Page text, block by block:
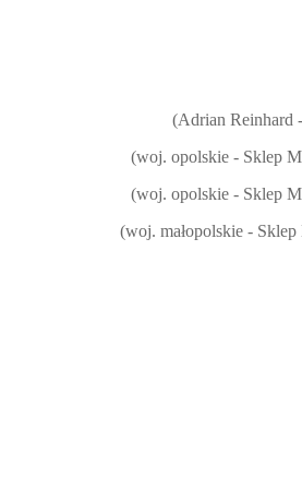
(Adrian Reinhard
(woj. opolskie - Sklep
(woj. opolskie - Sklep
(woj. małopolskie -